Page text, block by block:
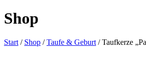
Shop
Start / Shop /Taufe & Geburt / Taufkerze